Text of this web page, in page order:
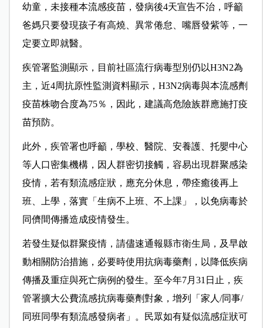
幼童，未接種本流感疫苗，發病後4天宣告不治，呼籲
爸媽只要發現孩子有高燒、異常倦怠、嘴唇發紫等，一
定要立即就醫。
疾管署監測顯示，目前社區流行病毒型別仍以H3N2為
主，近4周抗原性監測資料顯示，H3N2病毒與本流感劑
疫苗株吻合度為75％，因此，建議高危險族群應施打疫
苗預防。
此外，疾管署也呼籲，學校、醫院、安養護、托嬰中心
等人口密集機構，因人群密切接觸，容易出現群聚感染
疫情，若有類流感症狀，應充分休息，帶痊癒後再上
班、上學，落實「生病不上班、不上課」，以免病毒於
同儕間傳播造成疫情發生。
若發生疑似群聚疫情，請儘速通報縣市衛生局，及早啟
動相關防治措施，必要時使用抗病毒藥劑，以降低疾病
傳播及重症與死亡病例的發生。至今年7月31日止，疾
管署擴大公費流感抗病毒藥劑對象，增列「家人/同事/
同班同學有類流感發病者」。民眾如有疑似流感症狀可